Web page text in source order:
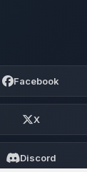
Facebook
X
Discord